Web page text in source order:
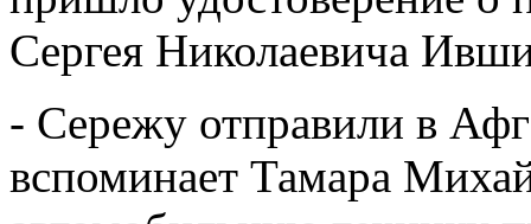
Сергея Николаевича
- Сережу отправили в
вспоминает Тамара